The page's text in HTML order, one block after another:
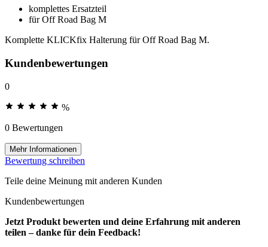
komplettes Ersatzteil
für Off Road Bag M
Komplette KLICKfix Halterung für Off Road Bag M.
Kundenbewertungen
0
%
0 Bewertungen
Mehr Informationen
Bewertung schreiben
Teile deine Meinung mit anderen Kunden
Kundenbewertungen
Jetzt Produkt bewerten und deine Erfahrung mit anderen
teilen – danke für dein Feedback!